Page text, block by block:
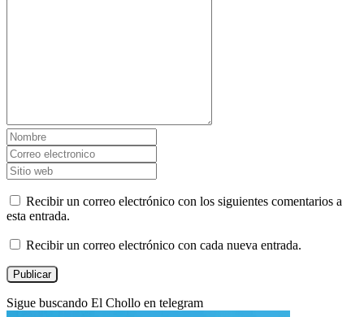
Recibir un correo electrónico con los siguientes comentarios a
esta entrada.
Recibir un correo electrónico con cada nueva entrada.
Sigue buscando El Chollo en telegram